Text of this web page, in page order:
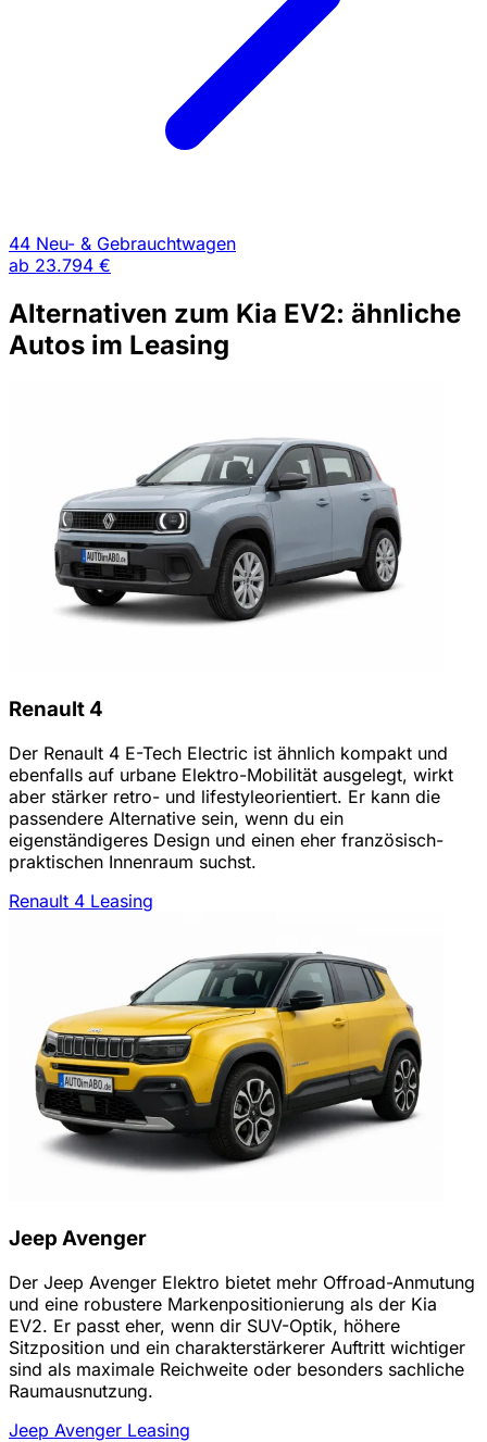
44 Neu- & Gebrauchtwagen
ab 23.794 €
Alternativen zum Kia EV2: ähnliche
Autos im Leasing
Renault 4
Der Renault 4 E-Tech Electric ist ähnlich kompakt und
ebenfalls auf urbane Elektro-Mobilität ausgelegt, wirkt
aber stärker retro- und lifestyleorientiert. Er kann die
passendere Alternative sein, wenn du ein
eigenständigeres Design und einen eher französisch-
praktischen Innenraum suchst.
Renault 4 Leasing
Jeep Avenger
Der Jeep Avenger Elektro bietet mehr Offroad-Anmutung
und eine robustere Markenpositionierung als der Kia
EV2. Er passt eher, wenn dir SUV-Optik, höhere
Sitzposition und ein charakterstärkerer Auftritt wichtiger
sind als maximale Reichweite oder besonders sachliche
Raumausnutzung.
Jeep Avenger Leasing